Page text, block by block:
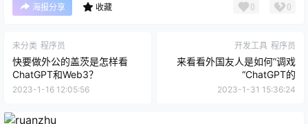
海报分享 收藏 0 0
未分类 程序员
快要做外公的盖茨是怎样看
ChatGPT和Web3？
2023-1-16 12:05:56
开发工具 程序员
来看看外国友人是如何”调戏
“ChatGPT的
2023-1-31 15:36:24